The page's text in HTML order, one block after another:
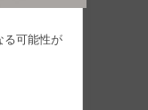
る可能性が